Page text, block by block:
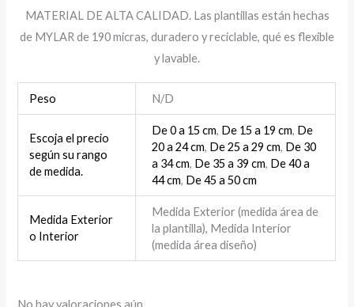
MATERIAL DE ALTA CALIDAD. Las plantillas están hechas
de MYLAR de 190 micras, duradero y reciclable, qué es flexible
y lavable.
Peso N/D
Escoja el precio
según su rango
de medida.
De 0 a 15 cm, De 15 a 19 cm, De
20 a 24 cm, De 25 a 29 cm, De 30
a 34 cm, De 35 a 39 cm, De 40 a
44 cm, De 45 a 50 cm
Medida Exterior
o Interior
Medida Exterior (medida área de
la plantilla), Medida Interior
(medida área diseño)